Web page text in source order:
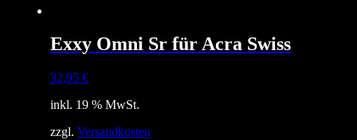
Exxy Omni Sr für Acra Swiss
32,95 €
inkl. 19 % MwSt.
zzgl. Versandkosten